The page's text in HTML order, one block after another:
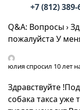
+7 (812) 389-
Q&A: Вопросы›
пожалуйста У
юлияспросил 10 лет
Здравствуйте
собака такса уже